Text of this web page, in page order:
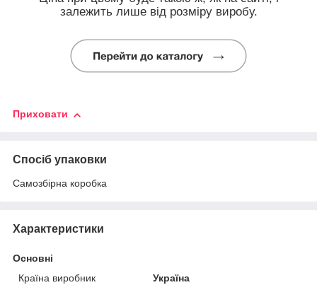
залежить лише від розміру виробу.
Приховати
Спосіб упаковки
Самозбірна коробка
Характеристики
Основні
Країна виробник
Україна